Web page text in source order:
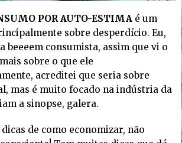
POR AUTO-ESTIMA é um
sobre desperdício. Eu,
beeeem consumista, assim que vi o
sobre o que ele
acreditei que seria sobre
mas é muito focado na indústria da
a sinopse, galera.
de como economizar, não